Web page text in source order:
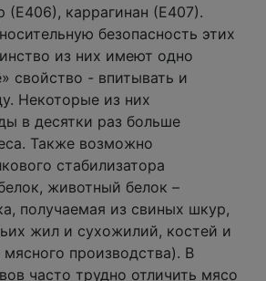
(Е406), каррагинан (Е407).
безопасность этих
из них имеют одно
свойство - впитывать и
Некоторые из них
в десятки раз больше
Также возможно
стабилизатора
животный белок –
получаемая из свиных шкур,
жил и сухожилий, костей и
производства). В
часто трудно отличить мясо